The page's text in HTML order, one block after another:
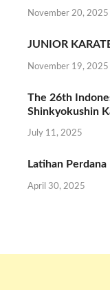
November 20, 2025
JUNIOR
November 19, 2025
The 26th
Shinkyokushin
July 11, 2025
Latihan
April 30, 2025